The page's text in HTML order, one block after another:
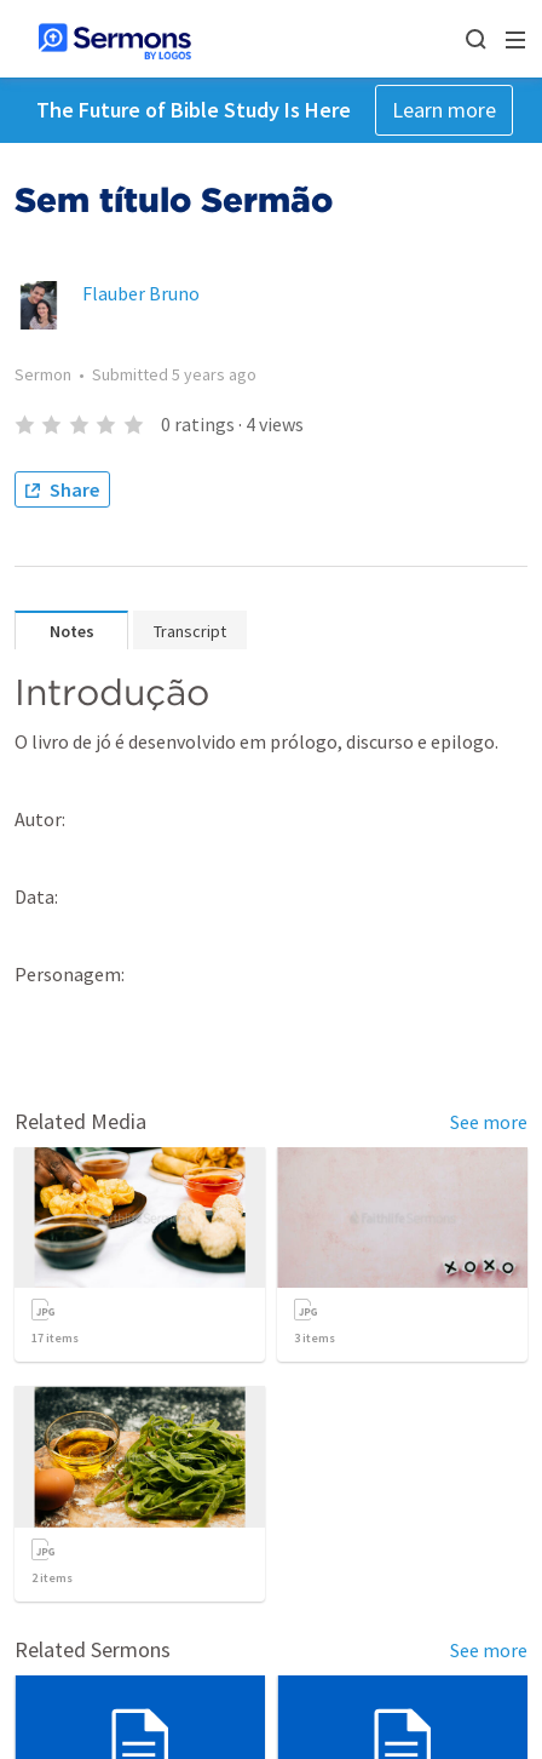
The Future of Bible Study Is Here Learn more
Sem título Sermão
Flauber Bruno
Sermon • Submitted 5 years ago
0 ratings · 4views
Share
Notes Transcript
Introdução
O livro de jó é desenvolvido em prólogo, discurso e epilogo.
Autor:
Data:
Personagem:
Related Media See more
17 items 3 items
2items
Related Sermons See more